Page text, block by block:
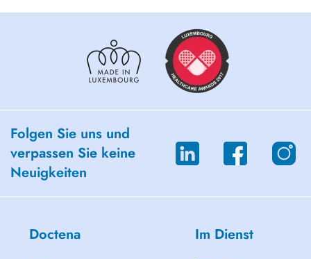
Folgen Sie uns und
verpassen Sie keine
Neuigkeiten
Doctena Im Dienst